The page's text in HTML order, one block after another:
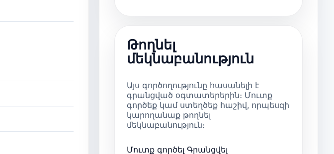
Թողնել
մեկնաբանություն
Այս գործողությունը հասանելի է
գրանցված օգտատերերին։ Մուտք
գործեք կամ ստեղծեք հաշիվ, որպեսզի
կարողանաք թողնել
մեկնաբանություն։
Մուտք գործել Գրանցվել